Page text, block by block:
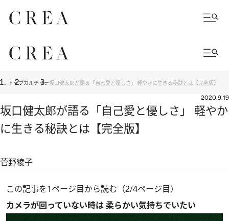
トップカルチャー坂口健太郎が語る「自己愛と優しさ」 軽やかに生きる秘訣とは【完全版】
2020.9.19
坂口健太郎が語る「自己愛と優しさ」 軽やか
に生きる秘訣とは【完全版】
菅野綾子
この記事を1ページ目から読む（2/4ページ目）
カメラが回っていない時は 柔らかい気持ちでいたい